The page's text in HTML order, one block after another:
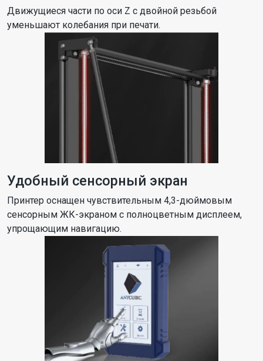
Движущиеся части по оси Z с двойной резьбой
уменьшают колебания при печати.
Удобный сенсорный экран
Принтер оснащен чувствительным 4,3-дюймовым
сенсорным ЖК-экраном с полноцветным дисплеем,
упрощающим навигацию.